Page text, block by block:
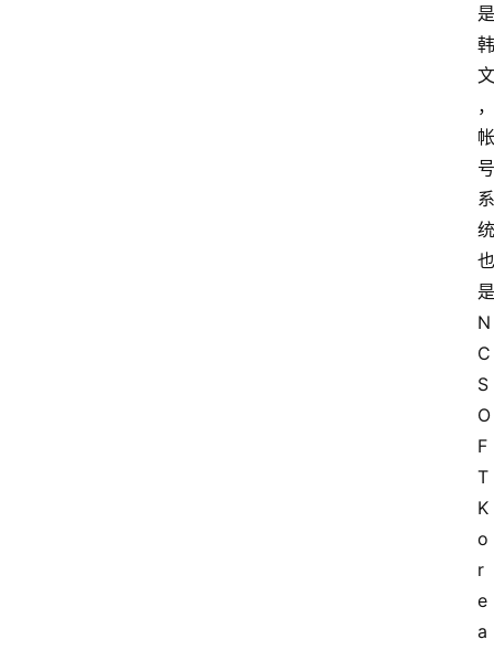
是
韩
文
，
帐
号
系
统
也
是
N
C
S
O
F
T
K
o
r
e
a